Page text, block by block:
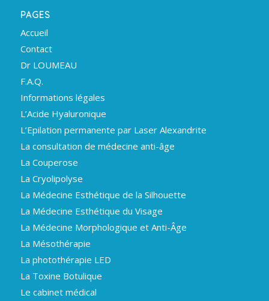
PAGES
Accueil
Contact
Dr LOUMEAU
F.A.Q.
Informations légales
L’Acide Hyaluronique
L’Epilation permanente par Laser Alexandrite
La consultation de médecine anti-âge
La Couperose
La Cryolipolyse
La Médecine Esthétique de la Silhouette
La Médecine Esthétique du Visage
La Médecine Morphologique et Anti-Âge
La Mésothérapie
La photothérapie LED
La Toxine Botulique
Le cabinet médical